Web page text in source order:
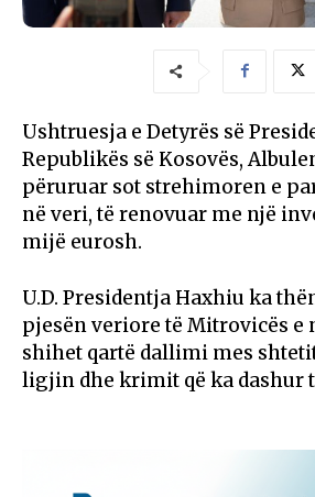
Ushtruesja e Detyrës së
Republikës së Kosovës,
përuruar sot strehimoren e
në veri, të renovuar me një
mijë eurosh.
U.D. Presidentja Haxhiu ka
pjesën veriore të Mitrovicës e
shihet qartë dallimi mes
ligjin dhe krimit që ka dashur